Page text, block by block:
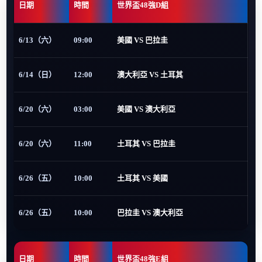
日期 時間 世界盃48強D組
6/13（六） 09:00 美國 VS 巴拉圭
6/14（日） 12:00 澳大利亞 VS 土耳其
6/20（六） 03:00 美國 VS 澳大利亞
6/20（六） 11:00 土耳其 VS 巴拉圭
6/26（五） 10:00 土耳其 VS 美國
6/26（五） 10:00 巴拉圭 VS 澳大利亞
日期 時間 世界盃48強E組